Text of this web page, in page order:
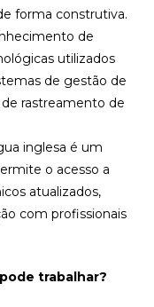
forma construtiva.
de
utilizados
de gestão de
rastreamento de
inglesa é um
o acesso a
atualizados,
com profissionais
trabalhar?